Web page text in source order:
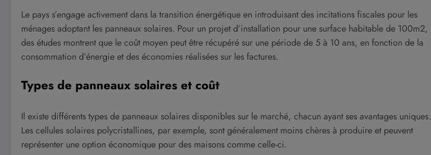
Le pays s’engage activement dans la transition énergétique en introduisant des incitations fiscales pour les
ménages adoptant les panneaux solaires. Pour un projet d’installation pour une surface habitable de 100m2,
des études montrent que le coût moyen peut être récupéré sur une période de 5 à 10 ans, en fonction de la
consommation d’énergie et des économies réalisées sur les factures.
Types de panneaux solaires et coût
Il existe différents types de panneaux solaires disponibles sur le marché, chacun ayant ses avantages uniques.
Les cellules solaires polycristallines, par exemple, sont généralement moins chères à produire et peuvent
représenter une option économique pour des maisons comme celle-ci.